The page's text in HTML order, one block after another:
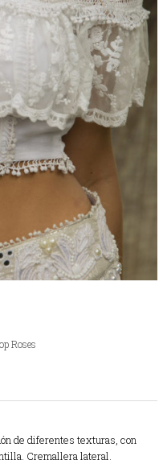
Roses
de diferentes texturas, con
Cremallera lateral.